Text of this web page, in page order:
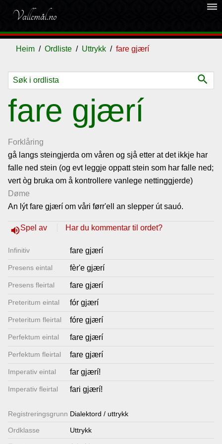
Vallemål.no
dehaze
Heim Ordliste Uttrykk fare gjærí
search
fare gjærí
Forklåring
gå langs steingjerda om våren og sjå etter at det ikkje har
falle ned stein (og evt leggje oppatt stein som har falle ned;
vert òg bruka om å kontrollere vanlege nettinggjerde)
Døme
An lýt fare gjærí om våri førr'ell an slepper út sauó.
volume_upSpel av Har du kommentar til ordet?
Infinitiv fare gjærí
Presens eintal fèr'e gjærí
Presens fleirtal fare gjærí
Preteritum eintal fór gjærí
Preteritum fleirtal fóre gjærí
Perfektum eintal fare gjærí
Perfektum fleirtal fare gjærí
Imperativ eintal far gjærí!
Imperativ fleirtal fari gjærí!
Registrerings­grunn Dialektord / uttrykk
Ordklasse Uttrykk
Ordliste
Om
vallemålet
Gjestebok
Nyhende
Lenkjer
Kontakt
oss